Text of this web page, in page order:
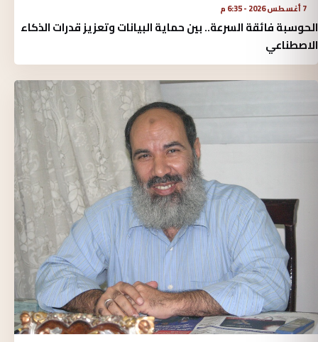
7 أغسطس 2026 - 6:35 م
الحوسبة فائقة السرعة.. بين حماية البيانات وتعزيز قدرات الذكاء
الاصطناعي